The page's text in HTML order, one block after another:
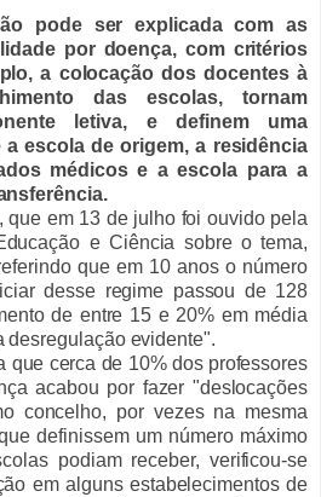
pode ser explicada com as
por doença, com critérios
a colocação dos docentes à
das escolas, tornam
letiva, e definem uma
escola de origem, a residência
médicos e a escola para a
que em 13 de julho foi ouvido pela
e Ciência sobre o tema,
que em 10 anos o número
desse regime passou de 128
de entre 15 e 20% em média
desregulação evidente".
que cerca de 10% dos professores
acabou por fazer "deslocações
concelho, por vezes na mesma
definissem um número máximo
podiam receber, verificou-se
em alguns estabelecimentos de